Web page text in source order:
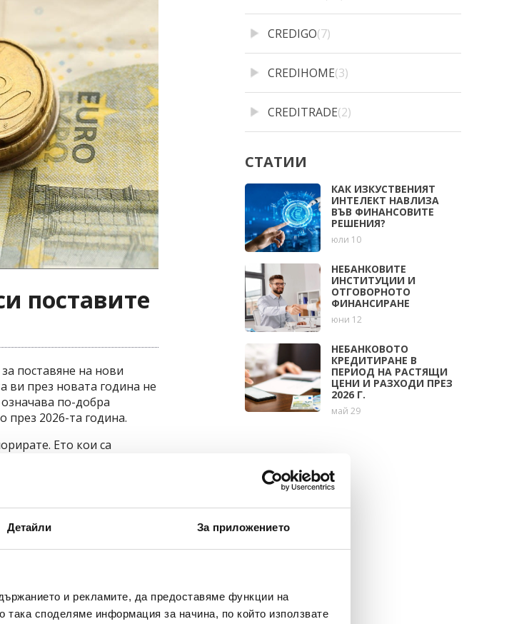
Детайли За приложението
и рекламите, да предоставяме функции на
споделяме информация за начина, по който използвате
поставите
поставяне на нови
ви през новата година не
по-добра
2026-та година.
Ето кои са
тяхното състояние.
разходи, спестени
състояние и бюджет,
къде отиват парите
цели
CREDIGO(7)
CREDIHOME(3)
CREDITRADE(2)
СТАТИИ
КАК ИЗКУСТВЕНИЯТ
ИНТЕЛЕКТ НАВЛИЗА
ВЪВ ФИНАНСОВИТЕ
РЕШЕНИЯ?
юли 10
НЕБАНКОВИТЕ
ИНСТИТУЦИИ И
ОТГОВОРНОТО
ФИНАНСИРАНЕ
юни 12
НЕБАНКОВОТО
КРЕДИТИРАНЕ В
ПЕРИОД НА РАСТЯЩИ
ЦЕНИ И РАЗХОДИ ПРЕЗ
2026 Г.
май 29